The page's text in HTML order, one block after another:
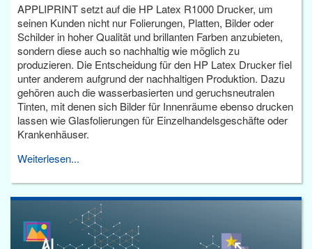
APPLIPRINT setzt auf die HP Latex R1000 Drucker, um
seinen Kunden nicht nur Folierungen, Platten, Bilder oder
Schilder in hoher Qualität und brillanten Farben anzubieten,
sondern diese auch so nachhaltig wie möglich zu
produzieren. Die Entscheidung für den HP Latex Drucker fiel
unter anderem aufgrund der nachhaltigen Produktion. Dazu
gehören auch die wasserbasierten und geruchsneutralen
Tinten, mit denen sich Bilder für Innenräume ebenso drucken
lassen wie Glasfolierungen für Einzelhandelsgeschäfte oder
Krankenhäuser.
Weiterlesen...